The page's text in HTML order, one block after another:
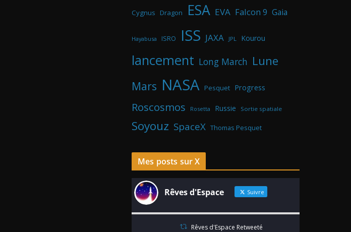
Cygnus Dragon ESA EVA Falcon 9 Gaia
Hayabusa ISRO ISS JAXA JPL Kourou
lancement Long March Lune
Mars NASA Pesquet Progress
Roscosmos Rosetta Russie Sortie spatiale
Soyouz SpaceX Thomas Pesquet
Mes posts sur X
Rêves d'Espace Suivre
Rêves d'Espace Retweeté